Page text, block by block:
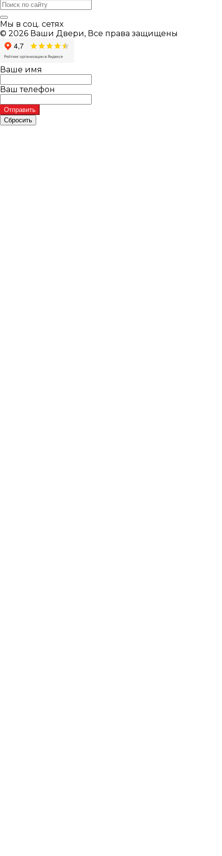
Мы в соц. сетях
© 2026 Ваши Двери, Все права защищены
Ваше имя
Ваш телефон
Отправить